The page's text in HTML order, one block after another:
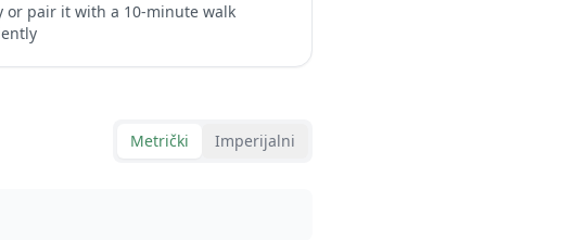
or pair it with a 10-minute walk
Metrički Imperijalni